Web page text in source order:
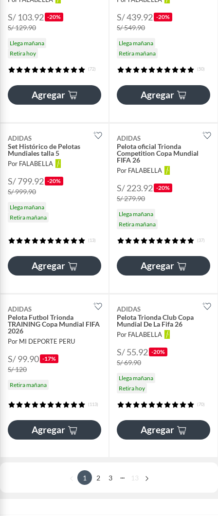
S/ 103.92 -20%
S/ 129.90
Llega mañana
Retira hoy
(72)
Agregar
S/ 439.92 -20%
S/ 549.90
Llega mañana
Retira mañana
(50)
Agregar
ADIDAS
Set Histórico de Pelotas
Mundiales talla 5
Por FALABELLA
S/ 799.92 -20%
S/ 999.90
Llega mañana
Retira mañana
(13)
Agregar
ADIDAS
Pelota oficial Trionda
Competition Copa Mundial
FIFA 26
Por FALABELLA
S/ 223.92 -20%
S/ 279.90
Llega mañana
Retira mañana
(37)
Agregar
ADIDAS
Pelota Futbol Trionda
TRAINING Copa Mundial FIFA
2026
Por MI DEPORTE PERU
S/ 99.90 -17%
S/ 120
Retira mañana
(113)
Agregar
ADIDAS
Pelota Trionda Club Copa
Mundial De La Fifa 26
Por FALABELLA
S/ 55.92 -20%
S/ 69.90
Llega mañana
Retira hoy
(70)
Agregar
1 2 3 13